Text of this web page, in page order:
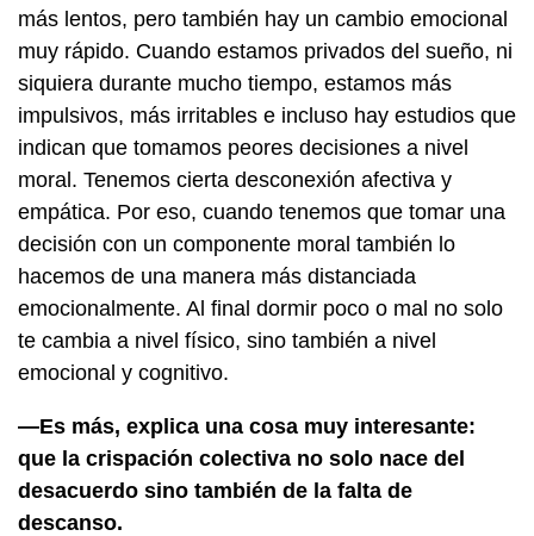
más lentos, pero también hay un cambio emocional
muy rápido. Cuando estamos privados del sueño, ni
siquiera durante mucho tiempo, estamos más
impulsivos, más irritables e incluso hay estudios que
indican que tomamos peores decisiones a nivel
moral. Tenemos cierta desconexión afectiva y
empática. Por eso, cuando tenemos que tomar una
decisión con un componente moral también lo
hacemos de una manera más distanciada
emocionalmente. Al final dormir poco o mal no solo
te cambia a nivel físico, sino también a nivel
emocional y cognitivo.
—Es más, explica una cosa muy interesante:
que la crispación colectiva no solo nace del
desacuerdo sino también de la falta de
descanso.